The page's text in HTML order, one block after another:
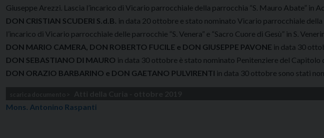
Giuseppe Arezzi. Lascia l’incarico di Vicario parrocchiale della parrocchia “S. Mauro Abate” in
DON CRISTIAN SCUDERI S.d.B. in data 20 ottobre e stato nominato Vicario parrocchiale della
l’incarico di Vicario parrocchiale delle parrocchie “S. Venera” e “Sacro Cuore di Gesù” in S.
DON MARIO CAMERA, DON ROBERTO FUCILE e DON GIUSEPPE PAVONE in data 30
DON SEBASTIANO DI MAURO in data 30 ottobre è stato nominato Penitenziere del Capitolo
DON ORAZIO BARBARINO e DON GAETANO PULVIRENTI in data 30 ottobre sono stati
Mons. Antonino Raspanti